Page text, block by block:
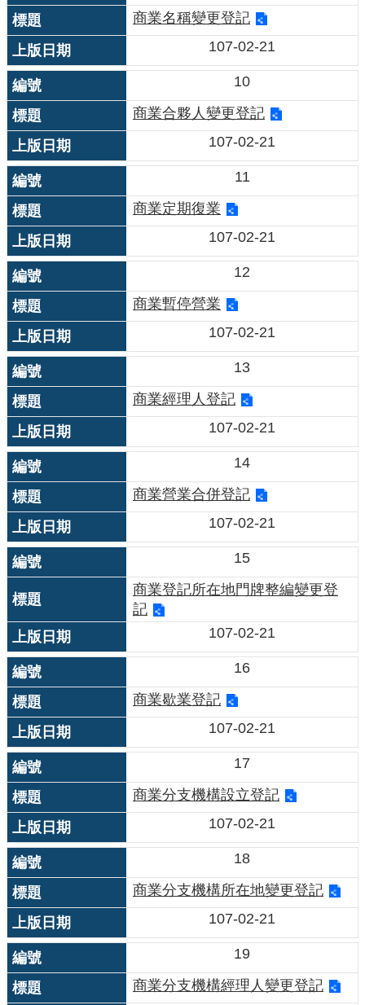
商業名稱變更登記
107-02-21
10
商業合夥人變更登記
107-02-21
11
商業定期復業
107-02-21
12
商業暫停營業
107-02-21
13
商業經理人登記
107-02-21
14
商業營業合併登記
107-02-21
15
商業登記所在地門牌整編變更登
記
107-02-21
16
商業歇業登記
107-02-21
17
商業分支機構設立登記
107-02-21
18
商業分支機構所在地變更登記
107-02-21
19
商業分支機構經理人變更登記